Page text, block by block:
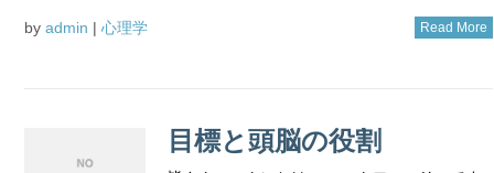
by admin | 心理学 Read More
目標と頭脳の役割